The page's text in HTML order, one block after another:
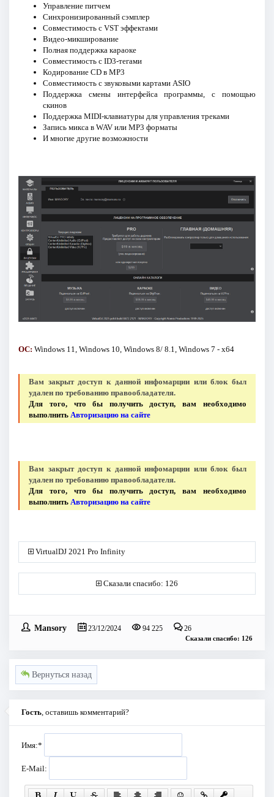
Управление питчем
Синхронизированный сэмплер
Совместимость с VST эффектами
Видео-микширование
Полная поддержка караоке
Совместимость с ID3-тегами
Кодирование CD в MP3
Совместимость с звуковыми картами ASIO
Поддержка смены интерфейса программы, с помощью
скинов
Поддержка MIDI-клавиатуры для управления треками
Запись микса в WAV или MP3 форматы
И многие другие возможности
ОС: Windows 11, Windows 10, Windows 8/ 8.1, Windows 7 - x64
Вам закрыт доступ к данной инфомарции или блок был
удален по требованию правообладателя.
Для того, что бы получить доступ, вам необходимо
выполнить Авторизацию на сайте
Вам закрыт доступ к данной инфомарции или блок был
удален по требованию правообладателя.
Для того, что бы получить доступ, вам необходимо
выполнить Авторизацию на сайте
VirtualDJ 2021 Pro Infinity
Сказали спасибо: 126
Mansory 23/12/2024 94 225 26
Сказали спасибо: 126
Вернуться назад
Гость, оставишь комментарий?
Имя:*
E-Mail: